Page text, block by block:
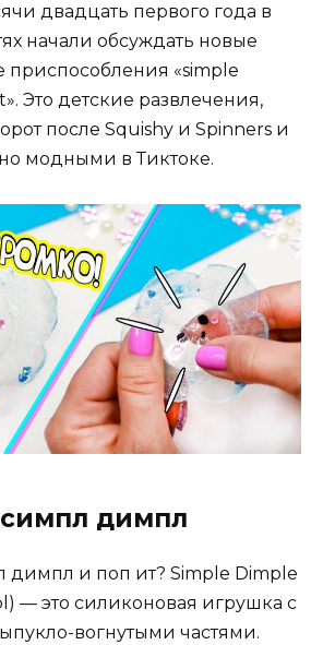
двадцать первого года в
начали обсуждать новые
приспособления «simple
Это детские развлечения,
после Squishy и Spinners и
модными в Тиктоке.
симпл димпл
димпл и поп ит? Simple Dimple
— это силиконовая игрушка с
вогнутыми частями.